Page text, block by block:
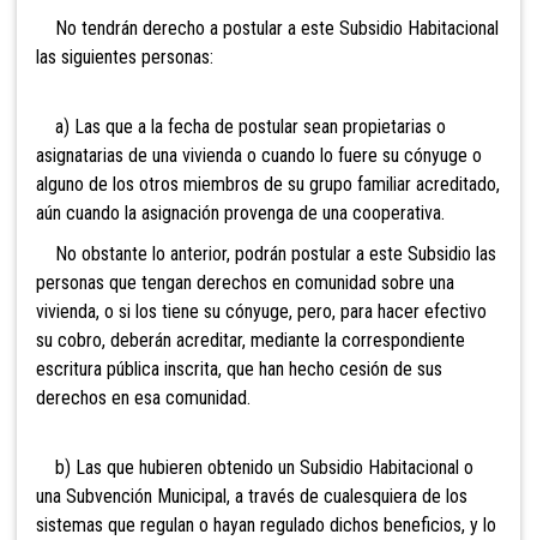
No tendrán derecho a postular a este Subsidio Habitacional
las siguientes personas:
a) Las que a la fecha de postular sean propietarias o
asignatarias de una vivienda o cuando lo fuere su cónyuge o
alguno de los otros miembros de su grupo familiar acreditado,
aún cuando la asignación provenga de una cooperativa.
No obstante lo anterior, podrán postular a este Subsidio las
personas que tengan derechos en comunidad sobre una
vivienda, o si los tiene su cónyuge, pero, para hacer efectivo
su cobro, deberán acreditar, mediante la correspondiente
escritura pública inscrita, que han hecho cesión de sus
derechos en esa comunidad.
b) Las que hubieren obtenido un Subsidio Habitacional o
una Subvención Municipal, a través de cualesquiera de los
sistemas que regulan o hayan regulado dichos beneficios, y lo